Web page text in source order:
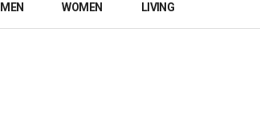
MEN WOMEN LIVING